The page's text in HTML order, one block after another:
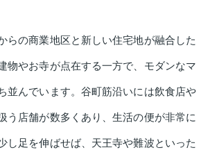
らの商業地区と新しい住宅地が融合した
物やお寺が点在する一方で、モダンなマ
並んでいます。谷町筋沿いには飲食店や
う店舗が数多くあり、生活の便が非常に
し足を伸ばせば、天王寺や難波といった